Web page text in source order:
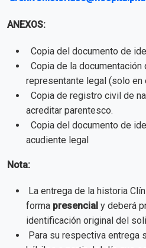
ANEXOS:
Copia del documento de
Copia de la
representante legal (solo en
Copia de registro civil de
acreditar parentesco.
Copia del documento de
acudiente legal
Nota:
La entrega de la historia
forma presencial y deberá
identificación original del
Para su respectiva entrega